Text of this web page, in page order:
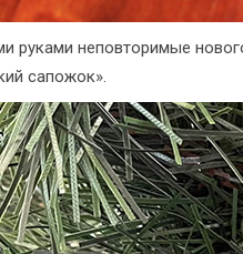
руками неповторимые
сапожок».